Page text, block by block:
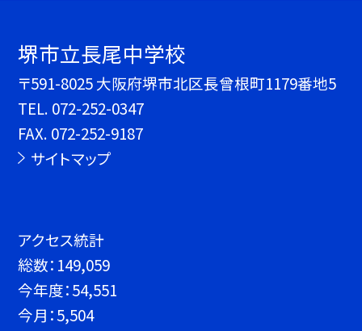
堺市立長尾中学校
〒591-8025 大阪府堺市北区長曾根町1179番地5
TEL. 072-252-0347
FAX. 072-252-9187
サイトマップ
アクセス統計
総数： 149,059
今年度：54,551
今月：5,504